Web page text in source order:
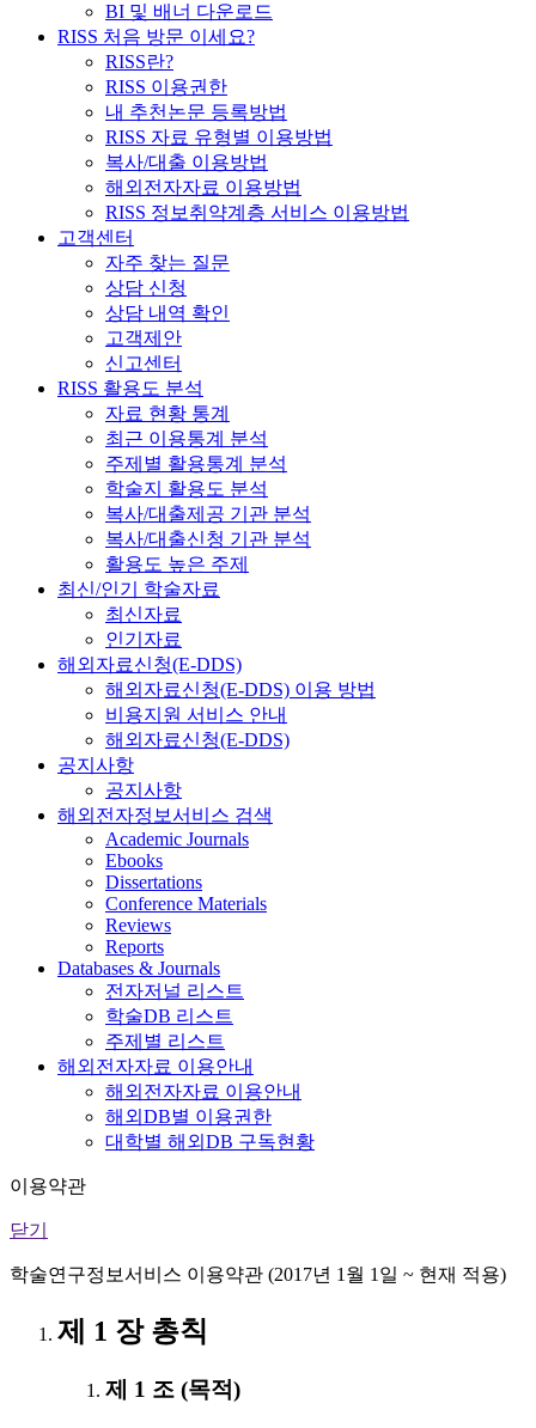
BI 및 배너 다운로드
RISS 처음 방문 이세요?
RISS란?
RISS 이용권한
내 추천논문 등록방법
RISS 자료 유형별 이용방법
복사/대출 이용방법
해외전자자료 이용방법
RISS 정보취약계층 서비스 이용방법
고객센터
자주 찾는 질문
상담 신청
상담 내역 확인
고객제안
신고센터
RISS 활용도 분석
자료 현황 통계
최근 이용통계 분석
주제별 활용통계 분석
학술지 활용도 분석
복사/대출제공 기관 분석
복사/대출신청 기관 분석
활용도 높은 주제
최신/인기 학술자료
최신자료
인기자료
해외자료신청(E-DDS)
해외자료신청(E-DDS) 이용 방법
비용지원 서비스 안내
해외자료신청(E-DDS)
공지사항
공지사항
해외전자정보서비스 검색
Academic Journals
Ebooks
Dissertations
Conference Materials
Reviews
Reports
Databases & Journals
전자저널 리스트
학술DB 리스트
주제별 리스트
해외전자자료 이용안내
해외전자자료 이용안내
해외DB별 이용권한
대학별 해외DB 구독현황
이용약관
닫기
학술연구정보서비스 이용약관 (2017년 1월 1일 ~ 현재 적용)
제 1 장 총칙
제 1 조 (목적)